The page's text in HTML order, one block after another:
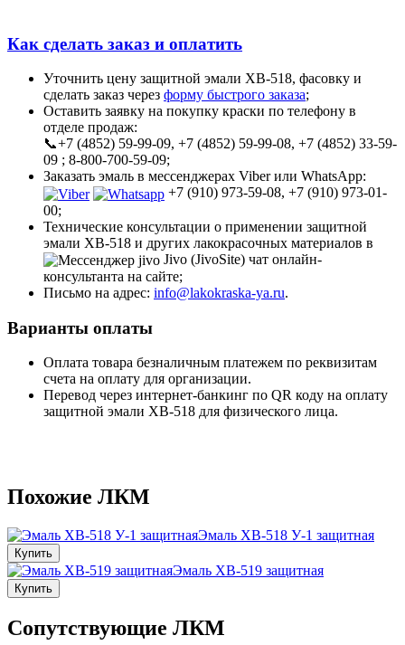
Как сделать заказ и оплатить
Уточнить цену защитной эмали ХВ-518, фасовку и
сделать заказ через форму быстрого заказа;
Оставить заявку на покупку краски по телефону в
отделе продаж:
📞+7 (4852) 59-99-09, +7 (4852) 59-99-08, +7 (4852) 33-59-
09 ; 8-800-700-59-09;
Заказать эмаль в мессенджерах Viber или WhatsApp:
+7 (910) 973-59-08, +7 (910) 973-01-
00;
Технические консультации о применении защитной
эмали ХВ-518 и других лакокрасочных материалов в
Jivo (JivoSite) чат онлайн-
консультанта на сайте;
Письмо на адрес: info@lakokraska-ya.ru.
Варианты оплаты
Оплата товара безналичным платежем по реквизитам
счета на оплату для организации.
Перевод через интернет-банкинг по QR коду на оплату
защитной эмали ХВ-518 для физического лица.
Похожие ЛКМ
Эмаль ХВ-518 У-1 защитная
Купить
Эмаль ХВ-519 защитная
Купить
Сопутствующие ЛКМ